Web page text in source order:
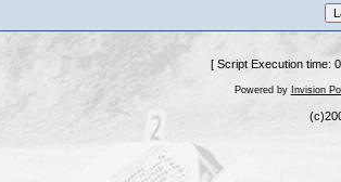
[ Script Execution time:
Powered by Invision